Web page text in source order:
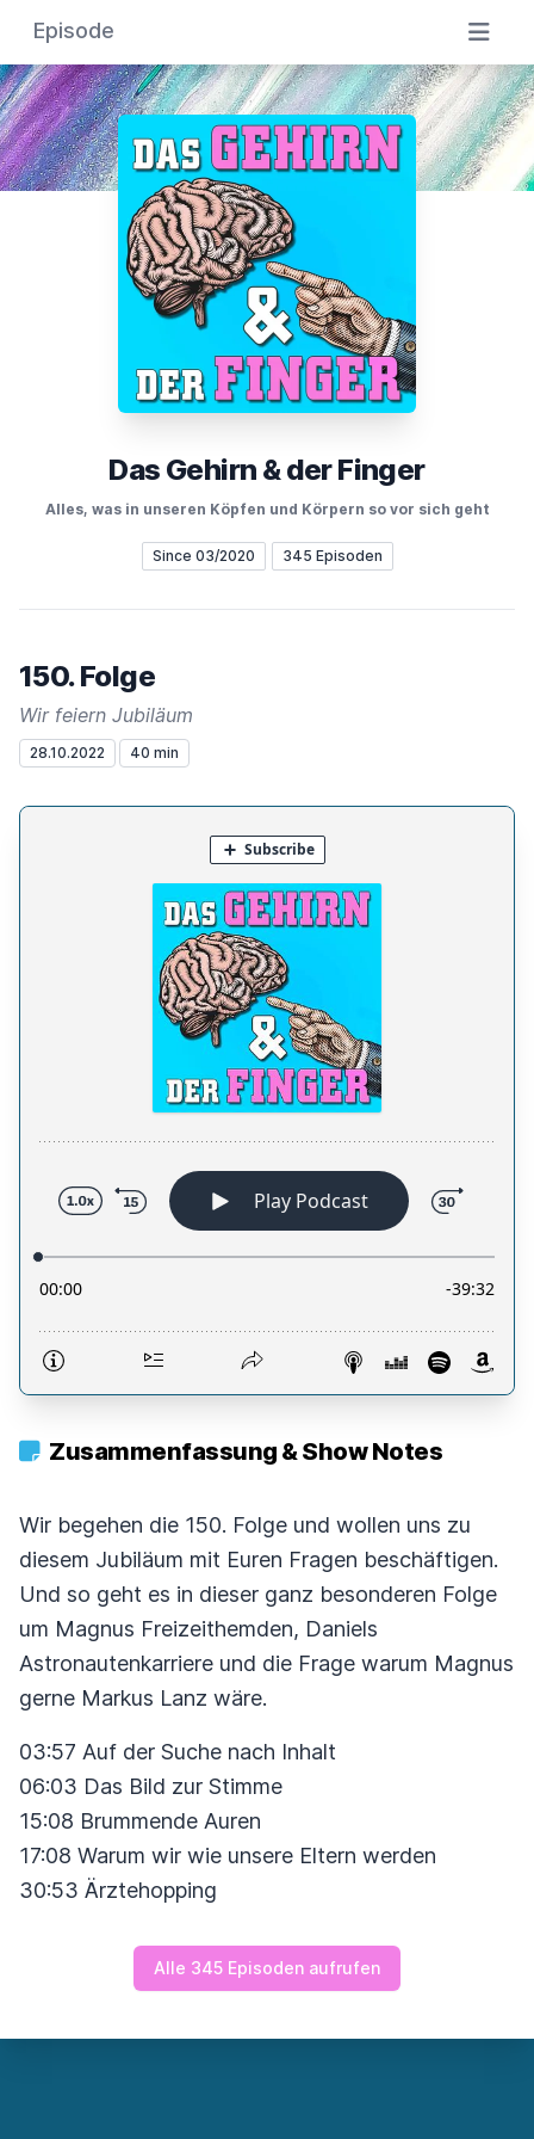
Episode
Das Gehirn & der Finger
Alles, was in unseren Köpfen und Körpern so vor sich geht
Since 03/2020 345 Episoden
150. Folge
Wir feiern Jubiläum
28.10.2022 40 min
Zusammenfassung & Show Notes
Wir begehen die 150. Folge und wollen uns zu
diesem Jubiläum mit Euren Fragen beschäftigen.
Und so geht es in dieser ganz besonderen Folge
um Magnus Freizeithemden, Daniels
Astronautenkarriere und die Frage warum Magnus
gerne Markus Lanz wäre.
03:57 Auf der Suche nach Inhalt
06:03 Das Bild zur Stimme
15:08 Brummende Auren
17:08 Warum wir wie unsere Eltern werden
30:53 Ärztehopping
Alle 345 Episoden aufrufen